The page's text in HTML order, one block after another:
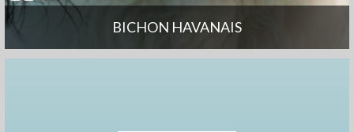
BICHON HAVANAIS